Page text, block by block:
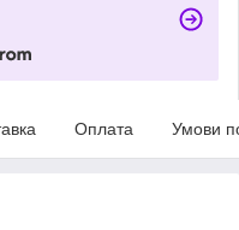
Оплата Умови